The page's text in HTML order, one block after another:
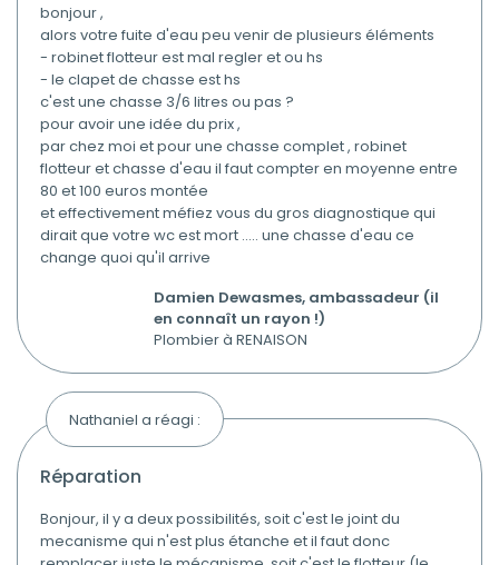
bonjour ,
alors votre fuite d'eau peu venir de plusieurs éléments
- robinet flotteur est mal regler et ou hs
- le clapet de chasse est hs
c'est une chasse 3/6 litres ou pas ?
pour avoir une idée du prix ,
par chez moi et pour une chasse complet , robinet
flotteur et chasse d'eau il faut compter en moyenne entre
80 et 100 euros montée
et effectivement méfiez vous du gros diagnostique qui
dirait que votre wc est mort ..... une chasse d'eau ce
change quoi qu'il arrive
Damien Dewasmes, ambassadeur (il
en connaît un rayon !)
Plombier à RENAISON
Nathaniel a réagi :
réparation
Bonjour, il y a deux possibilités, soit c'est le joint du
mecanisme qui n'est plus étanche et il faut donc